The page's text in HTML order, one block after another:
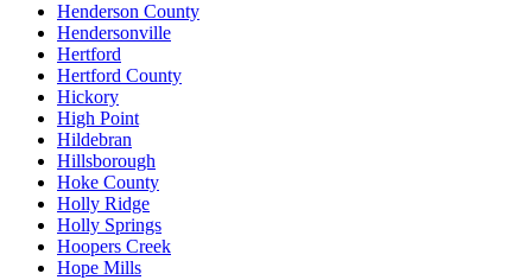
Henderson County
Hendersonville
Hertford
Hertford County
Hickory
High Point
Hildebran
Hillsborough
Hoke County
Holly Ridge
Holly Springs
Hoopers Creek
Hope Mills